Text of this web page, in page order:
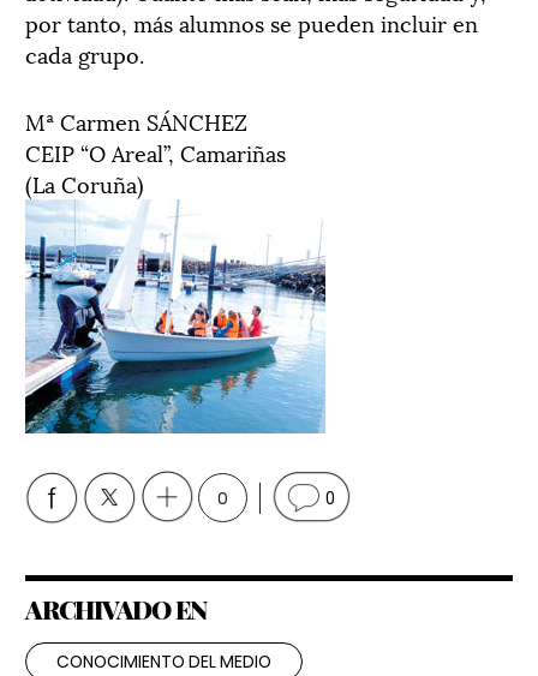
por tanto, más alumnos se pueden incluir en
cada grupo.
Mª Carmen SÁNCHEZ
CEIP “O Areal”, Camariñas
(La Coruña)
0 0
ARCHIVADO EN
CONOCIMIENTO DEL MEDIO